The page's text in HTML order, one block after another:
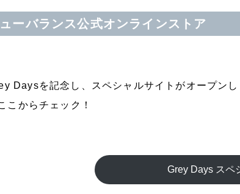
ーバランス公式オンラインストア
Daysを記念し、スペシャルサイトがオープン
こからチェック！
Grey Days スペ